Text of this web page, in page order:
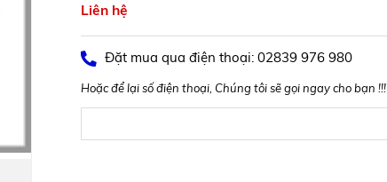
Liên hệ
Đặt mua qua điện thoại: 02839 976 980
Hoặc để lại số điện thoại, Chúng tôi sẽ gọi ngay cho bạn !!!